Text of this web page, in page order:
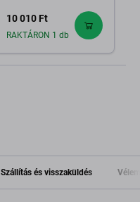
10 010 Ft
RAKTÁRON 1 db
Szállítás és visszaküldés